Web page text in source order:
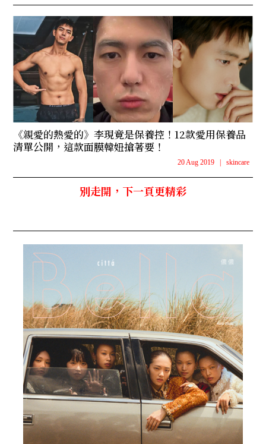
《親愛的熱愛的》李現竟是保養控！12款愛用保養品
清單公開，這款面膜韓妞搶著要！
20 Aug 2019 skincare
別走開，下一頁更精彩